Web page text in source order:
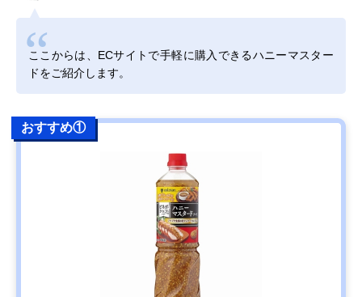
ここからは、ECサイトで手軽に購入できるハニーマスター
ドをご紹介します。
おすすめ①